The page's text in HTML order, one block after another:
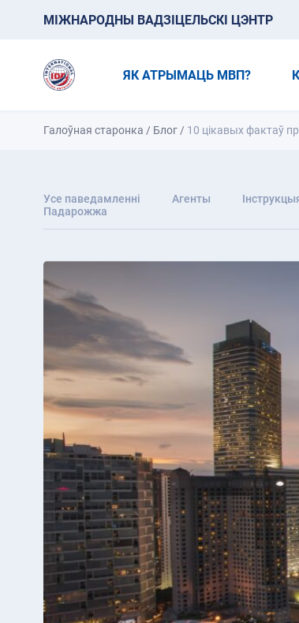
МІЖНАРОДНЫ ВАДЗІЦЕЛЬСКІ ЦЭНТР
ЯК АТРЫМАЦЬ МВП?
Галоўная старонка / Блог / 10 цікавых фактаў
Усе паведамленні Агенты
Падарожжа